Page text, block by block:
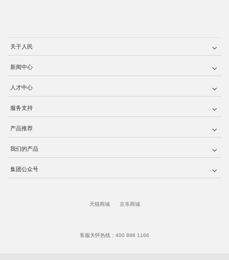
关于人民
新闻中心
人才中心
服务支持
产品推荐
我们的产品
集团公众号
天猫商城 京东商城
客服关怀热线：400 898 1166